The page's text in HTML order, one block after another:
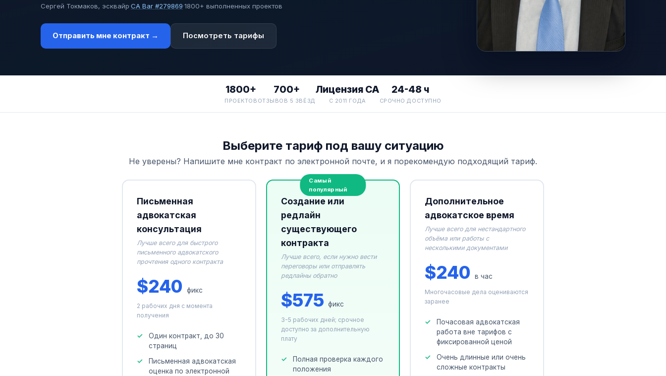
Сергей Токмаков, эсквайр·CA Bar #279869·1800+ выполненных проектов
Отправить мне контракт → Посмотреть тарифы
1800+
ПРОЕКТОВ
700+
ОТЗЫВОВ 5 ЗВЁЗД
Лицензия CA
С 2011 ГОДА
24-48 ч
СРОЧНО ДОСТУПНО
Выберите тариф под вашу ситуацию
Не уверены? Напишите мне контракт по электронной почте, и я порекомендую подходящий тариф.
Письменная
адвокатская
консультация
Лучше всего для быстрого
письменного адвокатского
прочтения одного контракта
$240 фикс
2 рабочих дня с момента
получения
Один контракт, до 30
страниц
Письменная адвокатская
оценка по электронной
Создание или
редлайн
существующего
контракта
Лучше всего, если нужно вести
переговоры или отправлять
редлайны обратно
$575 фикс
3-5 рабочих дней; срочное
доступно за дополнительную
плату
Полная проверка каждого
положения
Дополнительное
адвокатское время
Лучше всего для нестандартного
объёма или работы с
несколькими документами
$240в час
Многочасовые дела оцениваются
заранее
Почасовая адвокатская
работа вне тарифов с
фиксированной ценой
Очень длинные или очень
сложные контракты